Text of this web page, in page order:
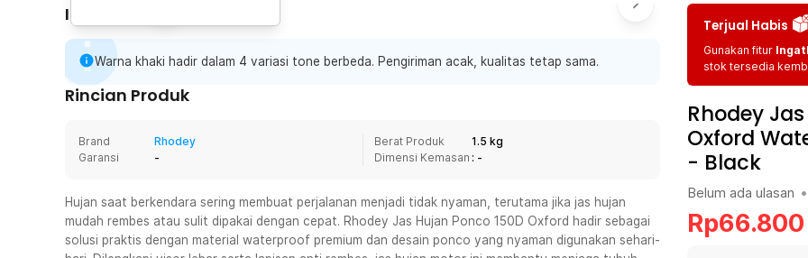
Senin - Jumat (08:00 - 20:00), Sabtu - Minggu/ Libur Nasional (08:00 - 17:00) Selengkapnya
Senin - Sabtu (09:00-20:00), Minggu/Libur Nasional (12:00-20:00), Tutup pada Idul Fitri
Toko Jakarta Barat
Senin - Sabtu (09:00-20:00), Minggu/Libur Nasional (12:00-20:00), Tutup pada Idul Fitri
Senin - Jumat (07:00 - 20:00), Sabtu - Minggu (08:00 - 20:00), Tutup pada Idul Fitri
Pick n Go Bekasi
Senin - Jumat (08:00 - 20:00), Sabtu - Minggu/ Libur Nasional (08:00 - 17:00) Selengkapnya
Pick n Go Depok
Senin - Jumat (08:00 - 20:00), Sabtu - Minggu/ Libur Nasional (08:00 - 17:00) Selengkapnya
Informasi Penting
Warna khaki hadir dalam 4 variasi tone berbeda. Pengiriman acak, kualitas tetap sama.
Rincian Produk
Brand
Rhodey
Garansi
-
Berat Produk
1.5 kg
Dimensi Kemasan : -
Hujan saat berkendara sering membuat perjalanan menjadi tidak nyaman, terutama jika jas hujan
mudah rembes atau sulit dipakai dengan cepat. Rhodey Jas Hujan Ponco 150D Oxford hadir sebagai
solusi praktis dengan material waterproof premium dan desain ponco yang nyaman digunakan sehari-
Terjual Habis
Gunakan fitur
stok tersedia
Rhodey
Oxford
- Black
Belum ada ulasan •
Rp66.800